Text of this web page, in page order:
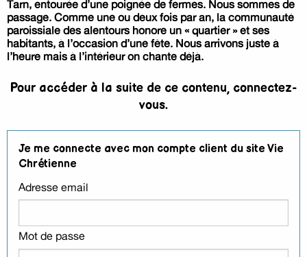
Tarn, entourée d’une poignée de fermes. Nous sommes de
passage. Comme une ou deux fois par an, la communauté
paroissiale des alentours honore un « quartier » et ses
habitants, à l’occasion d’une fête. Nous arrivons juste à
l’heure mais à l’intérieur on chante déjà.
Pour accéder à la suite de ce contenu, connectez-
vous.
Je me connecte avec mon compte client du site Vie
Chrétienne
Adresse email
Mot de passe